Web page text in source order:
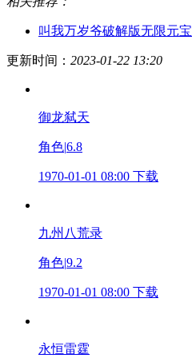
叫我万岁爷破解版无限元宝
更新时间： 2023-01-22 13:20
御龙弑天
角色|6.8
1970-01-01 08:00 下载
九州八荒录
角色|9.2
1970-01-01 08:00 下载
永恒雷霆